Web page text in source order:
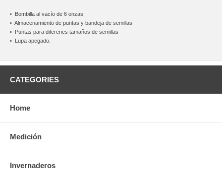
• Bombilla al vacío de 6 onzas
• Almacenamiento de puntas y bandeja de semillas
• Puntas para diferenes tamaños de semillas
• Lupa apegado.
CATEGORIES
Home
Medición
Invernaderos